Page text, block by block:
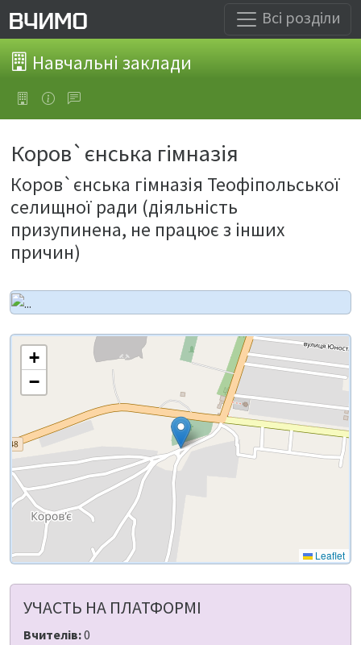
Всі розділи
Навчальні заклади
Коров`єнська гімназія
Коров`єнська гімназія Теофіпольської
селищної ради (діяльність
призупинена, не працює з інших
причин)
+
−
Leaflet
УЧАСТЬ НА ПЛАТФОРМІ
Вчителів:0